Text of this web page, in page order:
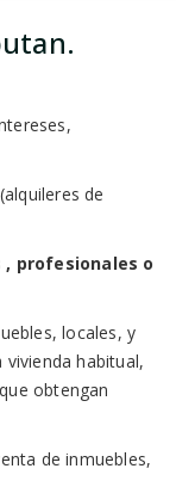
(alquileres de
profesionales o
locales, y
habitual,
obtengan
de inmuebles,